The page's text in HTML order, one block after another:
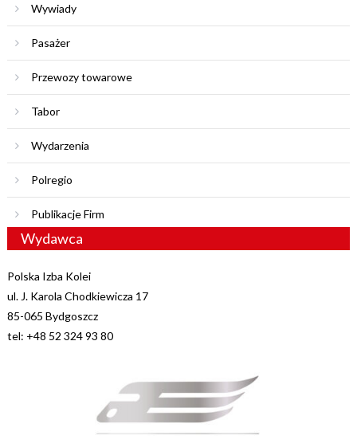
Wywiady
Pasażer
Przewozy towarowe
Tabor
Wydarzenia
Polregio
Publikacje Firm
Wydawca
Polska Izba Kolei
ul. J. Karola Chodkiewicza 17
85-065 Bydgoszcz
tel: +48 52 324 93 80